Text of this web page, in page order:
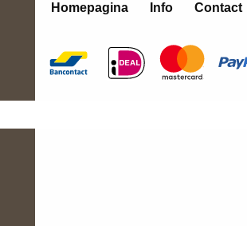
Homepagina Info Contact